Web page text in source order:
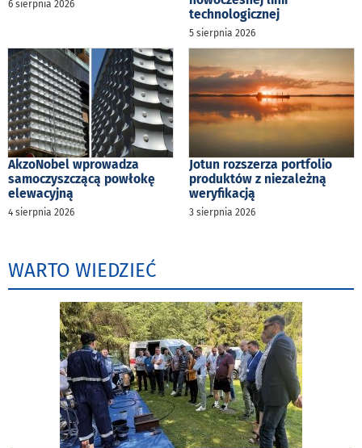
6 sierpnia 2026
technologicznej
5 sierpnia 2026
AkzoNobel wprowadza
samoczyszczącą powłokę
elewacyjną
4 sierpnia 2026
Jotun rozszerza portfolio
produktów z niezależną
weryfikacją
3 sierpnia 2026
WARTO WIEDZIEĆ